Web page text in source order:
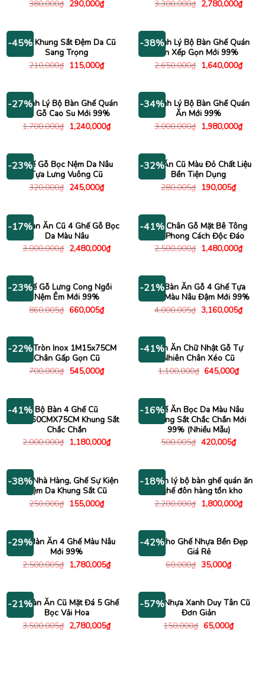
380,000₫ Giá
290,000₫Giá
hiện
290,000₫.
3,300,000₫ Giá
gốc
2,780,000₫Giá
hiện
-45%
Ghế Khung Sắt Đệm Da Cũ
Sang Trọng
210,000₫ Giá
115,000₫Giá
hiện
115,000₫.
-38%
Thanh Lý Bộ Bàn Ghế Quán
Ăn Xếp Gọn Mới 99%
2,650,000₫ Giá
gốc
1,640,000₫Giá
hiện
-27%
Thanh Lý Bộ Bàn Ghế Quán
Ăn Gỗ Cao Su Mới 99%
1,700,000₫ Giá
gốc
1,240,000₫Giá
hiện
1,240,000₫.
-34%
Thanh Lý Bộ Bàn Ghế Quán
Ăn Mới 99%
3,000,000₫ Giá
gốc
1,980,000₫Giá
hiện
-23%Ghế Gỗ Bọc Nệm Da Nâu
Tựa Lưng Vuông Cũ
320,000₫ Giá
245,000₫Giá
hiện
245,000₫.
-32%
Ghế Ăn Cũ Màu Đỏ Chất Liệu
Bền Tiện Dụng
280,005₫ Giá
190,005₫Giá
hiện
-17%
Bộ Bàn Ăn Cũ 4 Ghế Gỗ Bọc
Da Màu Nâu
3,000,000₫ Giá
gốc
2,480,000₫Giá
hiện
2,480,000₫.
-41%
Bàn Chân Gỗ Mặt Bê Tông
Cũ Phong Cách Độc Đáo
2,500,000₫ Giá
gốc
1,480,000₫Giá
hiện
-23%Ghế Gỗ Lưng Cong Ngồi
Nệm Êm Mới 99%
860,005₫ Giá
660,005₫Giá
hiện
660,005₫.
-21%Bộ Bàn Ăn Gỗ 4 Ghế Tựa
Nan Màu Nâu Đậm Mới 99%
4,000,005₫ Giá
gốc
3,160,005₫Giá
hiện
-22%
Bàn Tròn Inox 1M15x75CM
Chân Gấp Gọn Cũ
700,000₫ Giá
545,000₫Giá
hiện
545,000₫.
-41%Bàn Ăn Chữ Nhật Gỗ Tự
Nhiên Chân Xéo Cũ
1,100,000₫ Giá
645,000₫Giá
hiện
-41% Bộ Bàn 4 Ghế Cũ
1MX60CMX75CM Khung Sắt
Chắc Chắn
2,000,000₫ Giá
gốc
1,180,000₫Giá
hiện
1,180,000₫.
-16%Ghế Ăn Bọc Da Màu Nâu
Khung Sắt Chắc Chắn Mới
99% (Nhiều Mẫu)
500,005₫ Giá
420,005₫Giá
hiện
-38%
Ghế Nhà Hàng, Ghế Sự Kiện
Đệm Da Khung Sắt Cũ
250,000₫ Giá
155,000₫Giá
hiện
155,000₫.
-18%
Thanh lý bộ bàn ghế quán ăn
6 ghế đôn hàng tồn kho
2,200,000₫ Giá
gốc
1,800,000₫Giá
hiện
-29%
Bộ Bàn Ăn 4 Ghế Màu Nâu
Mới 99%
2,500,005₫ Giá
gốc
1,780,005₫Giá
hiện
1,780,005₫.
-42%
Xả Kho Ghế Nhựa Bền Đẹp
Giá Rẻ
60,000₫ Giá
gốc
35,000₫Giá
hiện
-21%
Bộ Bàn Ăn Cũ Mặt Đá 5 Ghế
Bọc Vải Hoa
3,500,005₫ Giá
gốc
2,780,005₫Giá
hiện
-57%
Ghế Nhựa Xanh Duy Tân Cũ
Đơn Giản
150,000₫ Giá
gốc
65,000₫Giá
hiện